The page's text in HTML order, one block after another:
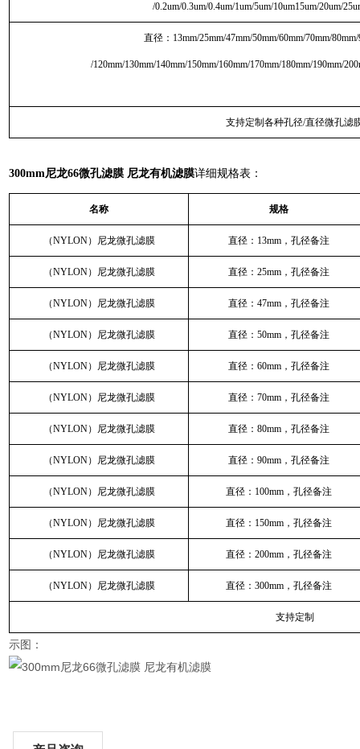
/0.2um/0.3um/0.4um/1um/5um/10um15um/20um/
直径：13mm/25mm/47mm/50mm/60mm/70mm/
/120mm/130mm/140mm/150mm/160mm/170mm/180mm/190mm/
支持定制各种孔径/直径微孔滤
300mm尼龙66微孔滤膜 尼龙有机滤膜详细规格表：
名称 规格
（NYLON）尼龙微孔滤膜 直径：13mm，孔径备注
（NYLON）尼龙微孔滤膜 直径：25mm，孔径备注
（NYLON）尼龙微孔滤膜 直径：47mm，孔径备注
（NYLON）尼龙微孔滤膜 直径：50mm，孔径备注
（NYLON）尼龙微孔滤膜 直径：60mm，孔径备注
（NYLON）尼龙微孔滤膜 直径：70mm，孔径备注
（NYLON）尼龙微孔滤膜 直径：80mm，孔径备注
（NYLON）尼龙微孔滤膜 直径：90mm，孔径备注
（NYLON）尼龙微孔滤膜 直径：100mm，孔径备注
（NYLON）尼龙微孔滤膜 直径：150mm，孔径备注
（NYLON）尼龙微孔滤膜 直径：200mm，孔径备注
（NYLON）尼龙微孔滤膜 直径：300mm，孔径备注
支持定制
示图：